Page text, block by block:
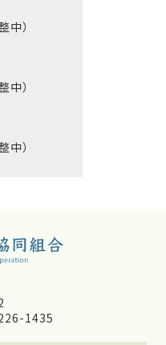
中）
中）
中）
1435